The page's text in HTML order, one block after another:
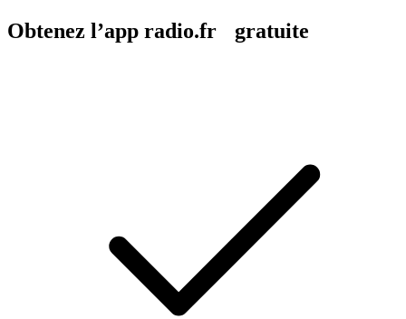
Obtenez l’app radio.fr gratuite